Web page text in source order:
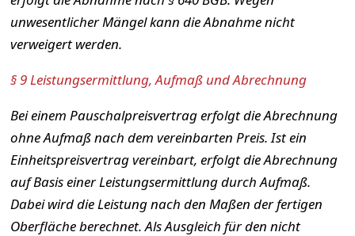
unwesentlicher Mängel kann die Abnahme nicht
verweigert werden.
§ 9 Leistungsermittlung, Aufmaß und Abrechnung
Bei einem Pauschalpreisvertrag erfolgt die Abrechnung
ohne Aufmaß nach dem vereinbarten Preis. Ist ein
Einheitspreisvertrag vereinbart, erfolgt die Abrechnung
auf Basis einer Leistungsermittlung durch Aufmaß.
Dabei wird die Leistung nach den Maßen der fertigen
Oberfläche berechnet. Als Ausgleich für den nicht